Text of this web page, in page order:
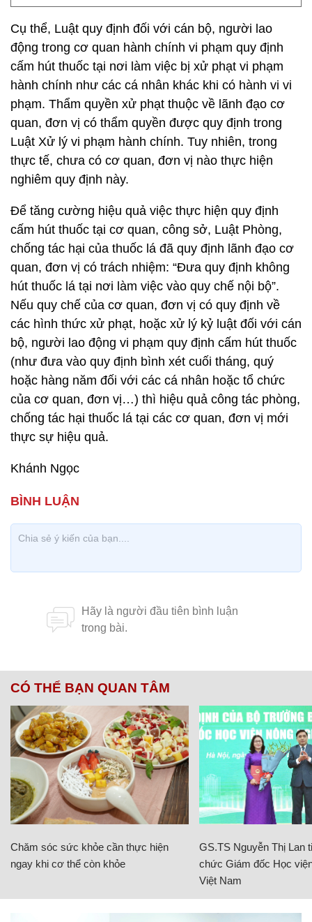
Cụ thể, Luật quy định đối với cán bộ, người lao
động trong cơ quan hành chính vi phạm quy định
cấm hút thuốc tại nơi làm việc bị xử phạt vi phạm
hành chính như các cá nhân khác khi có hành vi vi
phạm. Thẩm quyền xử phạt thuộc về lãnh đạo cơ
quan, đơn vị có thẩm quyền được quy định trong
Luật Xử lý vi phạm hành chính. Tuy nhiên, trong
thực tế, chưa có cơ quan, đơn vị nào thực hiện
nghiêm quy định này.
Để tăng cường hiệu quả việc thực hiện quy định
cấm hút thuốc tại cơ quan, công sở, Luật Phòng,
chống tác hại của thuốc lá đã quy định lãnh đạo cơ
quan, đơn vị có trách nhiệm: “Đưa quy định không
hút thuốc lá tại nơi làm việc vào quy chế nội bộ”.
Nếu quy chế của cơ quan, đơn vị có quy định về
các hình thức xử phạt, hoặc xử lý kỷ luật đối với cán
bộ, người lao động vi phạm quy định cấm hút thuốc
(như đưa vào quy định bình xét cuối tháng, quý
hoặc hàng năm đối với các cá nhân hoặc tổ chức
của cơ quan, đơn vị…) thì hiệu quả công tác phòng,
chống tác hại thuốc lá tại các cơ quan, đơn vị mới
thực sự hiệu quả.
Khánh Ngọc
CÓ THỂ BẠN QUAN TÂM
Chăm sóc sức khỏe cần thực hiện
ngay khi cơ thể còn khỏe
GS.TS Nguyễn Thị Lan
chức Giám đốc Học
Việt Nam